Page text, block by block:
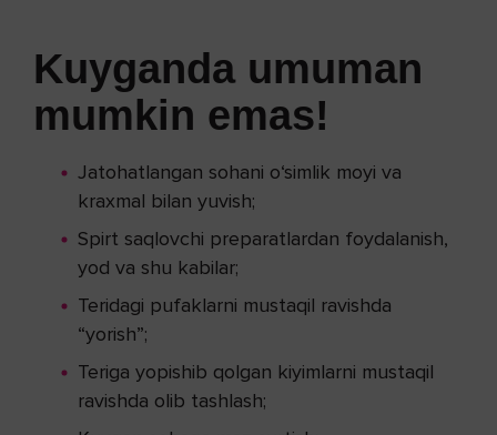
Kuyganda umuman
mumkin emas!
Jatohatlangan sohani o‘simlik moyi va
kraxmal bilan yuvish;
Spirt saqlovchi preparatlardan foydalanish,
yod va shu kabilar;
Teridagi pufaklarni mustaqil ravishda
“yorish”;
Teriga yopishib qolgan kiyimlarni mustaqil
ravishda olib tashlash;